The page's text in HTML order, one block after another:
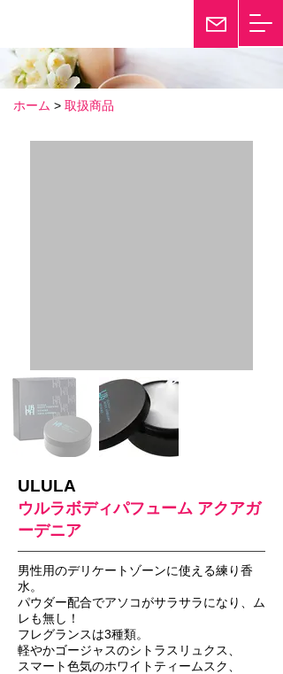
ホーム > 取扱商品
ULULA
ウルラボディパフューム アクアガ
ーデニア
男性用のデリケートゾーンに使える練り香
水。
パウダー配合でアソコがサラサラになり、ム
レも無し！
フレグランスは3種類。
軽やかゴージャスのシトラスリュクス、
スマート色気のホワイトティームスク、